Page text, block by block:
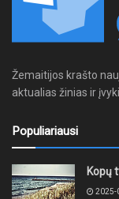
Žemaitijos krašto
aktualias žinias ir
Populiariausi
Kopų
2025-